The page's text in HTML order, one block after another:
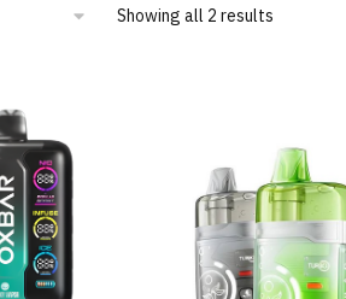
Showing all 2 results